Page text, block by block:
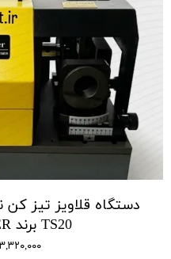
TS20 برند AST-POWER
۱۴۳,۳۲۰,۰۰۰